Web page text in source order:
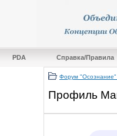
PDA Справка/Правила
Форум "Осознание"
Профиль